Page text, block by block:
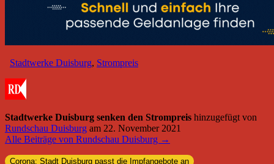
Stadtwerke Duisburg, Strompreis
Stadtwerke Duisburg senken den Strompreis hinzugefügt von
Rundschau Duisburg am 22. November 2021
Alle Beiträge von Rundschau Duisburg →
Corona: Stadt Duisburg passt die Impfangebote an